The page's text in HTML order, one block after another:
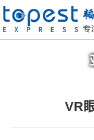
VR